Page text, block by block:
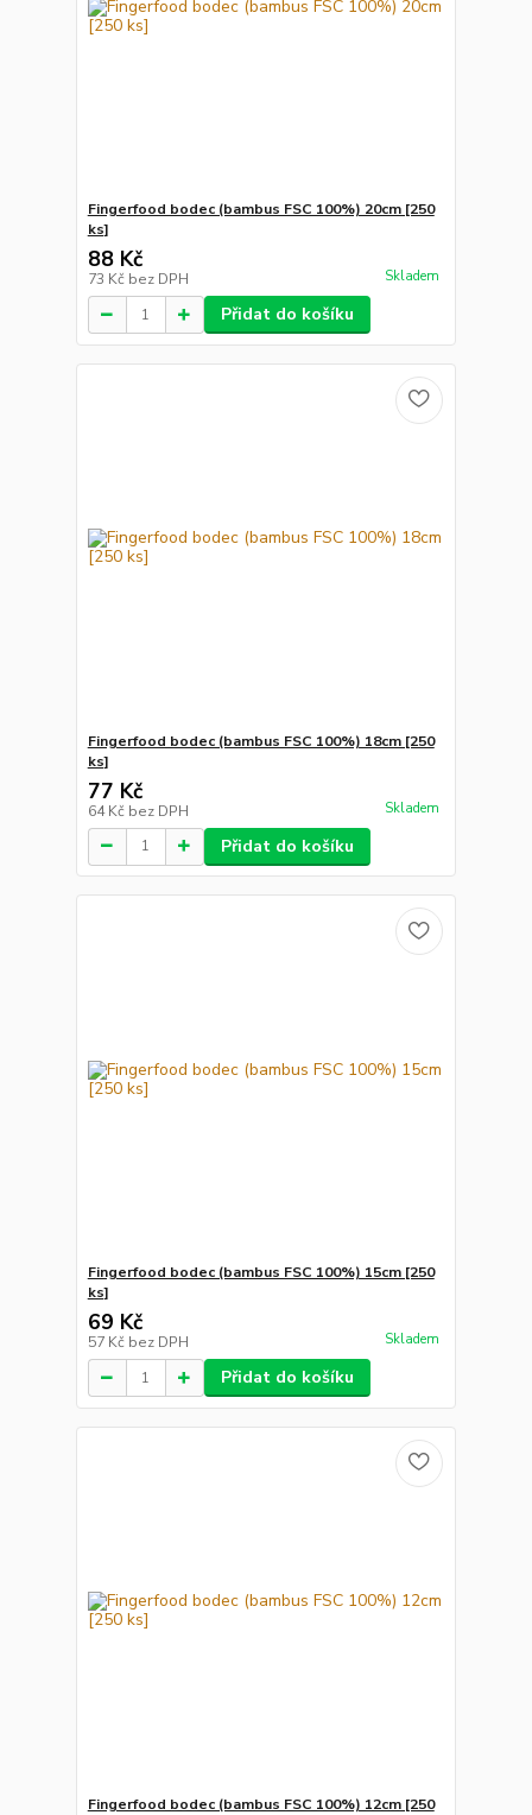
Fingerfood bodec (bambus FSC 100%) 20cm [250
ks]
88 Kč
73 Kč bez DPH Skladem
Přidat do košíku
Fingerfood bodec (bambus FSC 100%) 18cm [250
ks]
77 Kč
64 Kč bez DPH Skladem
Přidat do košíku
Fingerfood bodec (bambus FSC 100%) 15cm [250
ks]
69 Kč
57 Kč bez DPH Skladem
Přidat do košíku
Fingerfood bodec (bambus FSC 100%) 12cm [250